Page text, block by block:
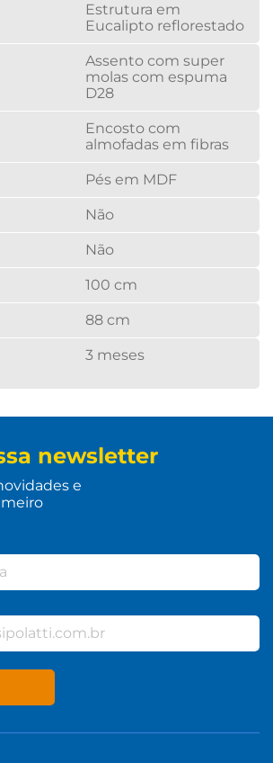
Estrutura em
Eucalipto reflorestado
Assento com super
molas com espuma
D28
Encosto com
almofadas em fibras
Pés em MDF
Não
Não
100 cm
88 cm
3 meses
newsletter
e